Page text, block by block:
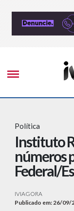
Política
Instituto
números
Federal/
IVIAGORA
Publicado em: 26/09/